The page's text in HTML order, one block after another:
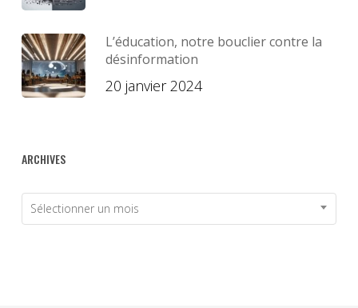
L’éducation, notre bouclier contre la
désinformation
20 janvier 2024
ARCHIVES
Archives
Sélectionner un mois